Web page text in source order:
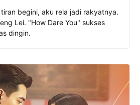
begini, aku rela jadi rakyatnya.
Lei. "How Dare You" sukses
dingin.